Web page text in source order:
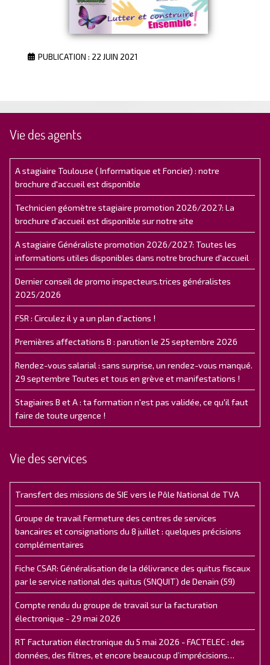
PUBLICATION : 22 JUIN 2021
Vie des agents
A stagiaire Toulouse ( Informatique et Foncier) : notre
brochure d'accueil est disponible
Technicien géomètre stagiaire promotion 2026/2027: La
brochure d'accueil est disponible sur notre site
A stagiaire Généraliste promotion 2026/2027: Toutes les
informations utiles disponibles dans notre brochure d'accueil
Dernier conseil de promo inspecteurs.trices généralistes
2025/2026
FSR : Circulez il y a un plan d’actions !
Premières affectations B : parution le 25 septembre 2026
Rendez-vous salarial : sans surprise, un rendez-vous manqué.
29 septembre Toutes et tous en grève et manifestations !
Stagiaires B et A : ta formation n'est pas validée, ce qu'il faut
faire de toute urgence !
Vie des services
Transfert des missions de SIE vers le Pôle National de TVA
Groupe de travail Fermeture des centres de services
bancaires et consignations du 8 juillet : quelques précisions
complémentaires
Fiche CSAR: Généralisation de la délivrance des quitus fiscaux
par le service national des quitus (SNQUIT) de Denain (59)
Compte rendu du groupe de travail sur la facturation
électronique - 29 mai 2026
RT Facturation électronique du 5 mai 2026 - FACTELEC : des
données, des filtres, et encore beaucoup d’imprécisions…